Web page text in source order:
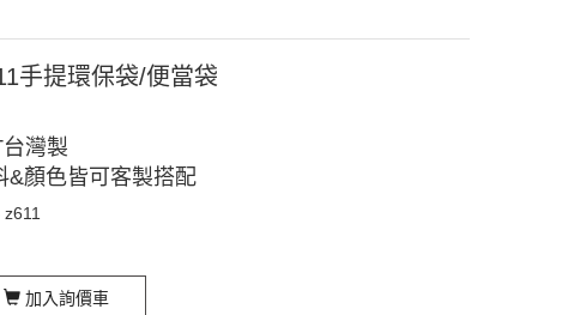
手提環保袋/便當袋
灣製
&顏色皆可客製搭配
z611
加入詢價車